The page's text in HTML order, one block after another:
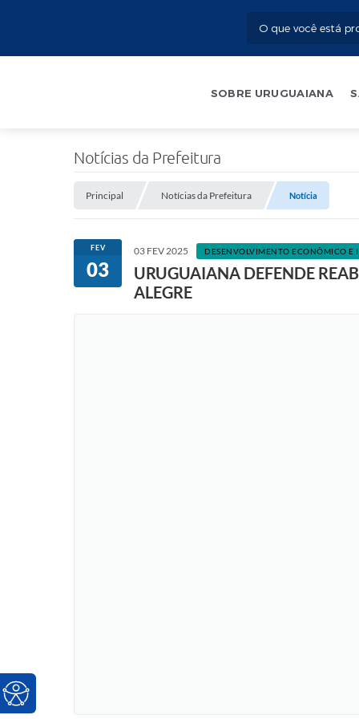
SOBRE URUGUAIANA
Notícias da Prefeitura
Principal Notícias da Prefeitura Notícia
FEV
03
03 FEV 2025 DESENVOLVIMENTO ECONÔMICO E
URUGUAIANA DEFENDE
ALEGRE